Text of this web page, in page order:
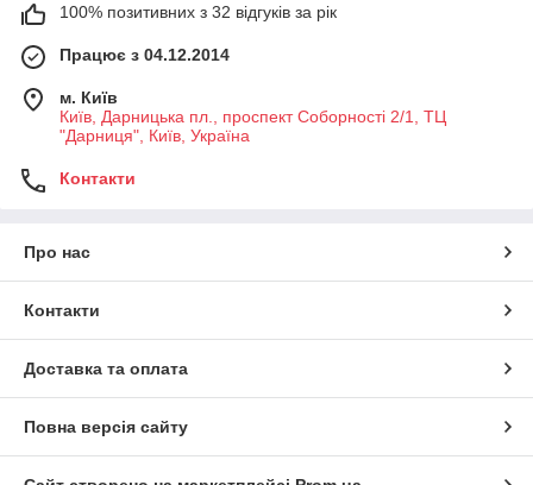
100% позитивних з 32 відгуків за рік
Працює з 04.12.2014
м. Київ
Київ, Дарницька пл., проспект Соборності 2/1, ТЦ
"Дарниця", Київ, Україна
Контакти
Про нас
Контакти
Доставка та оплата
Повна версія сайту